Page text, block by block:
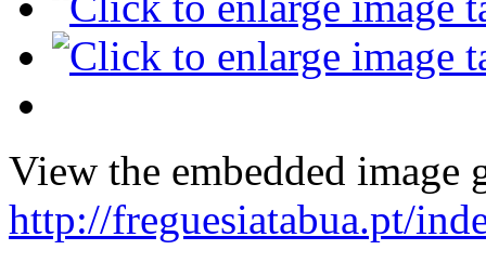
View the embedded image
http://freguesiatabua.pt/